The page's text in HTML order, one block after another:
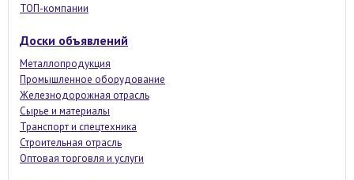
ТОП-компании
Доски объявлений
Металлопродукция
Промышленное оборудование
Железнодорожная отрасль
Сырье и материалы
Транспорт и спецтехника
Строительная отрасль
Оптовая торговля и услуги